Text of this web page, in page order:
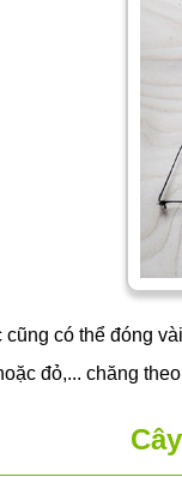
cũng có thể đóng
đỏ,... chăng